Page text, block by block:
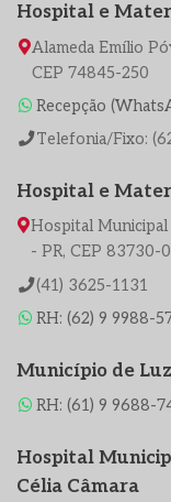
Hospital e
Alameda Emílio
CEP 74845-250
Recepção
Telefonia/Fixo:
Hospital e
Hospital
- PR, CEP 83730-
(41) 3625-1131
RH: (62) 9 9988-
Município de
RH: (61) 9 9688-
Hospital
Célia Câmara